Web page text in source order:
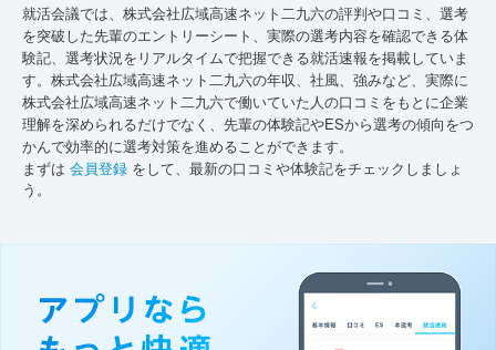
就活会議では、株式会社広域高速ネット二九六の評判や口コミ、選考
を突破した先輩のエントリーシート、実際の選考内容を確認できる体
験記、選考状況をリアルタイムで把握できる就活速報を掲載していま
す。株式会社広域高速ネット二九六の年収、社風、強みなど、実際に
株式会社広域高速ネット二九六で働いていた人の口コミをもとに企業
理解を深められるだけでなく、先輩の体験記やESから選考の傾向をつ
かんで効率的に選考対策を進めることができます。
まずは 会員登録 をして、最新の口コミや体験記をチェックしましょ
う。